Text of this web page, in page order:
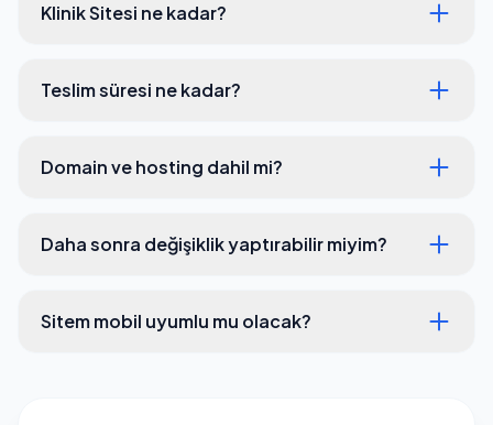
Klinik Sitesi ne kadar?
Teslim süresi ne kadar?
Domain ve hosting dahil mi?
Daha sonra değişiklik yaptırabilir miyim?
Sitem mobil uyumlu mu olacak?